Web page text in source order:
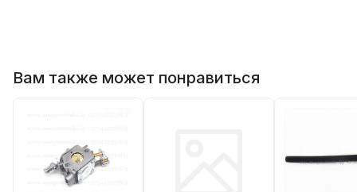
Вам также может понравиться